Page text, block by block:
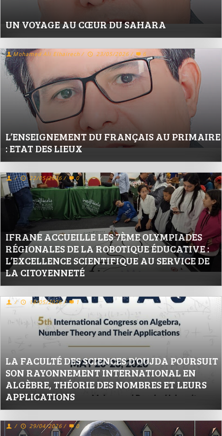
UN VOYAGE AU CŒUR DU SAHARA
L’ENSEIGNEMENT DU FRANÇAIS AU PRIMAIRE
: ETAT DES LIEUX
Mohamed Ali Elhairech / 23/05/2026 / 6
IFRANE ACCUEILLE LES 7ÈME OLYMPIADES
RÉGIONALES DE LA ROBOTIQUE ÉDUCATIVE :
L’EXCELLENCE SCIENTIFIQUE AU SERVICE DE
LA CITOYENNETÉ
/ 22/05/2026 / 0
LA FACULTÉ DES SCIENCES D’OUJDA POURSUIT
SON RAYONNEMENT INTERNATIONAL EN
ALGÈBRE, THÉORIE DES NOMBRES ET LEURS
APPLICATIONS
/ 18/05/2026 / 1
/ 29/04/2026 / 0